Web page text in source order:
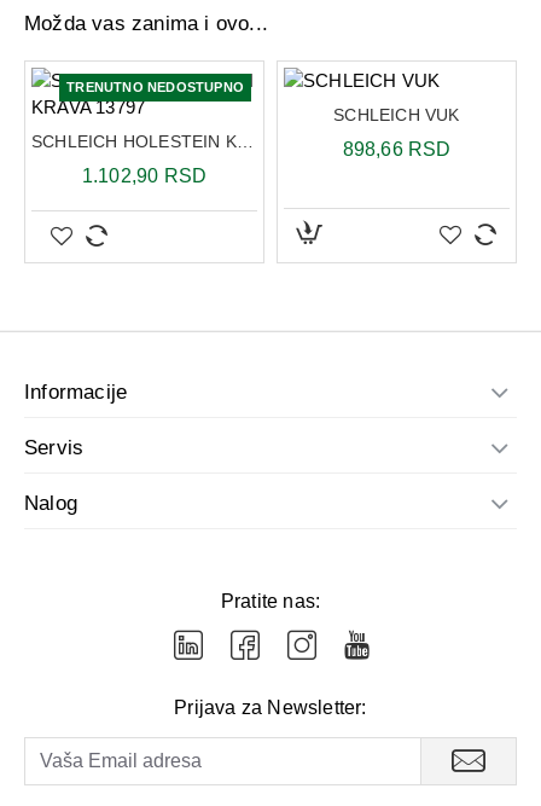
Možda vas zanima i ovo...
TRENUTNO NEDOSTUPNO
1.102,90 RSD
SCHLEICH VUK
898,66 RSD
Informacije
Servis
Nalog
Pratite nas:
Prijava za Newsletter: